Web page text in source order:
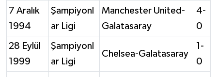
7 Aralık
1994
Şampiyonl
ar Ligi
Manchester United-
Galatasaray
4-
0
28 Eylül
1999
Şampiyonl
ar Ligi
Chelsea-Galatasaray
1-
0